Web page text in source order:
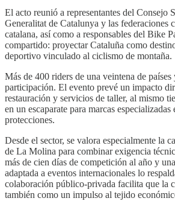
El acto reunió a representantes del Consejo
Generalitat de Catalunya y las federaciones
catalana, así como a responsables del Bike
compartido: proyectar Cataluña como
deportivo vinculado al ciclismo de montaña.
Más de 400 riders de una veintena de
participación. El evento prevé un impacto
restauración y servicios de taller, al mismo
en un escaparate para marcas
protecciones.
Desde el sector, se valora especialmente la
de La Molina para combinar exigencia
más de cien días de competición al año y
adaptada a eventos internacionales lo
colaboración público-privada facilita que la
también como un impulso al tejido